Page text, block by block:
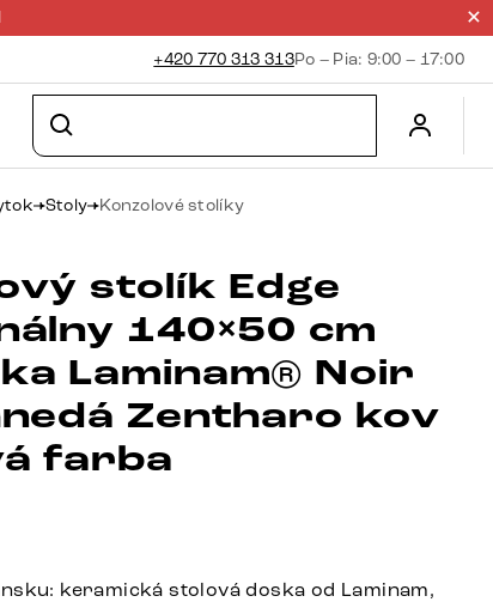
+420 770 313 313Po – Pia: 9:00 – 17:00
Stoly Konzolové stolíky
stolík Edge
140×50 cm
Laminam® Noir
Zentharo kov
farba
keramická stolová doska od Laminam,